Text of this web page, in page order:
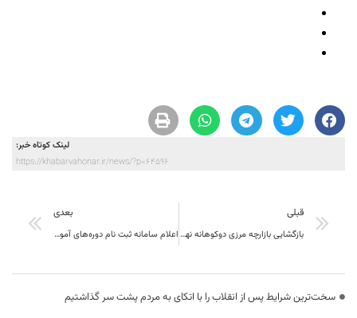
لینک کوتاه خبر:
https://khabarvahonar.ir/news/?p=64596
قبلی
بازگشایی بازارچه مرزی دوکوهانه نهبندان به اشتغال مرزنشینان کمک می‌کند
بعدی
اعلام سامانه ثبت نام دوره‌های آموزشی هنری ویژه مناطق محروم و مرزی کشور
سخت‌ترین شرایط پس از انقلاب را با اتکای به مردم پشت سر گذاشتیم